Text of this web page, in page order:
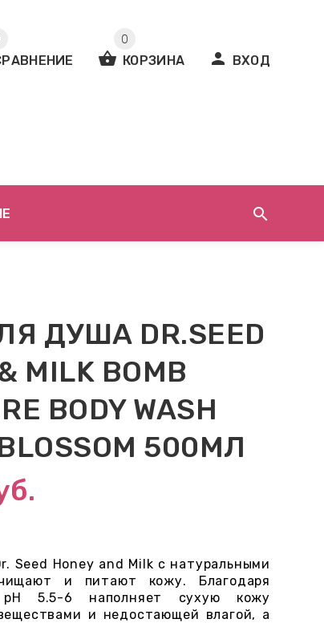
person ВХОД
shopping_basket КОРЗИНА
0
search
ДУША DR.SEED
MILK BOMB
BODY WASH
500МЛ
Seed Honey and Milk с натуральными
и питают кожу. Благодаря
pH 5.5-6 наполняет сухую кожу
и недостающей влагой, а